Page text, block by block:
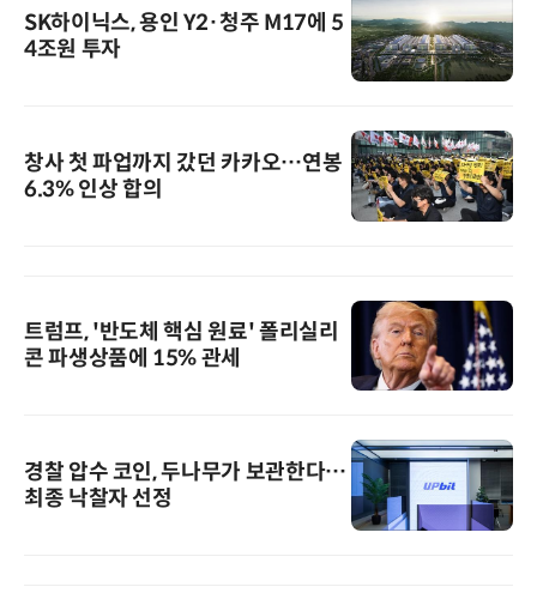
SK하이닉스, 용인 Y2·청주 M17에 5
4조원 투자
창사 첫 파업까지 갔던 카카오…연봉
6.3% 인상 합의
트럼프, '반도체 핵심 원료' 폴리실리
콘 파생상품에 15% 관세
경찰 압수 코인, 두나무가 보관한다…
최종 낙찰자 선정